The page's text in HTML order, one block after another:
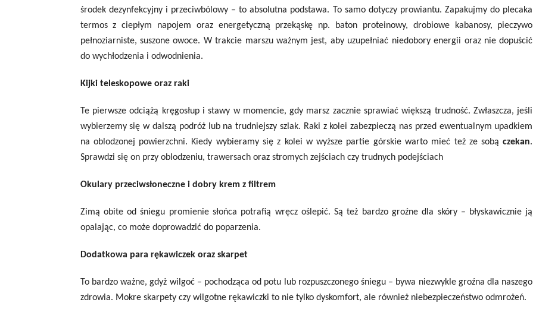
środek dezynfekcyjny i przeciwbólowy – to absolutna podstawa. To samo dotyczy prowiantu. Zapakujmy do plecaka
termos z ciepłym napojem oraz energetyczną przekąskę np. baton proteinowy, drobiowe kabanosy, pieczywo
pełnoziarniste, suszone owoce. W trakcie marszu ważnym jest, aby uzupełniać niedobory energii oraz nie dopuścić
do wychłodzenia i odwodnienia.
Kijki teleskopowe oraz raki
Te pierwsze odciążą kręgosłup i stawy w momencie, gdy marsz zacznie sprawiać większą trudność. Zwłaszcza, jeśli
wybierzemy się w dalszą podróż lub na trudniejszy szlak. Raki z kolei zabezpieczą nas przed ewentualnym upadkiem
na oblodzonej powierzchni. Kiedy wybieramy się z kolei w wyższe partie górskie warto mieć też ze sobączekan.
Sprawdzi się on przy oblodzeniu, trawersach oraz stromych zejściach czy trudnych podejściach
Okulary przeciwsłoneczne i dobry krem z filtrem
Zimą obite od śniegu promienie słońca potrafią wręcz oślepić. Są też bardzo groźne dla skóry – błyskawicznie ją
opalając, co może doprowadzić do poparzenia.
Dodatkowa para rękawiczek oraz skarpet
To bardzo ważne, gdyż wilgoć – pochodząca od potu lub rozpuszczonego śniegu – bywa niezwykle groźna dla naszego
zdrowia. Mokre skarpety czy wilgotne rękawiczki to nie tylko dyskomfort, ale również niebezpieczeństwo odmrożeń.